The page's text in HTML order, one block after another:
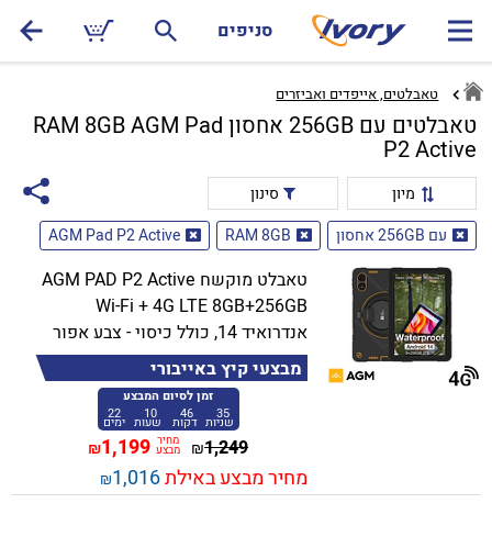
סניפים
טאבלטים, אייפדים ואביזרים
טאבלטים עם 256GB אחסון RAM 8GB AGM Pad
P2 Active
מיון
סינון
עם 256GB אחסון
RAM 8GB
AGM Pad P2 Active
טאבלט מוקשח AGM PAD P2 Active
Wi-Fi + 4G LTE 8GB+256GB
אנדרואיד 14, כולל כיסוי - צבע אפור
מבצעי קיץ באייבורי
זמן לסיום המבצע
34
שניות 46
דקות 10
שעות 22
ימים
1,249
₪ מחיר
מבצע 1,199
₪
מחיר מבצע באילת1,016
₪